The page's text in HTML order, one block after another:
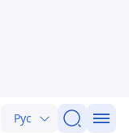
Рус